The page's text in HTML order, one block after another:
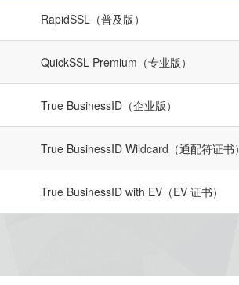
RapidSSL（普及版）
QuickSSL Premium（专业版）
True BusinessID（企业版）
True BusinessID Wildcard（通配符证书）
True BusinessID with EV（EV 证书）